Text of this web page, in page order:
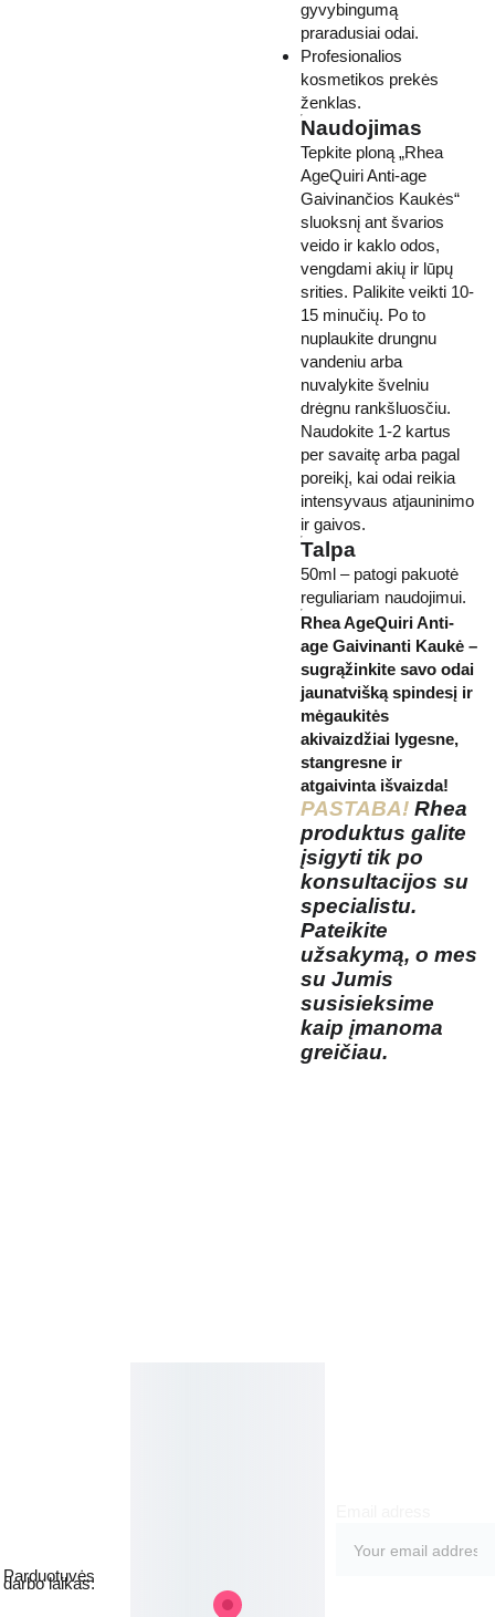
gyvybingumą
praradusiai odai.
Profesionalios
kosmetikos prekės
ženklas.
Naudojimas
Tepkite ploną „Rhea
AgeQuiri Anti-age
Gaivinančios Kaukės“
sluoksnį ant švarios
veido ir kaklo odos,
vengdami akių ir lūpų
srities. Palikite veikti 10-
15 minučių. Po to
nuplaukite drungnu
vandeniu arba
nuvalykite švelniu
drėgnu rankšluosčiu.
Naudokite 1-2 kartus
per savaitę arba pagal
poreikį, kai odai reikia
intensyvaus atjauninimo
ir gaivos.
Talpa
50ml – patogi pakuotė
reguliariam naudojimui.
Rhea AgeQuiri Anti-
age Gaivinanti Kaukė –
sugrąžinkite savo odai
jaunatvišką spindesį ir
mėgaukitės
akivaizdžiai lygesne,
stangresne ir
atgaivinta išvaizda!
PASTABA! Rhea
produktus galite
įsigyti tik po
konsultacijos su
specialistu.
Pateikite
užsakymą, o mes
su Jumis
susisieksime
kaip įmanoma
greičiau.
Parduotuvės
darbo laikas: